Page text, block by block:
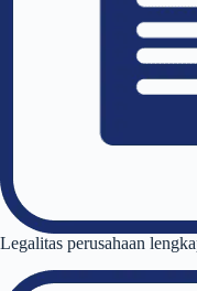
Legalitas perusahaan